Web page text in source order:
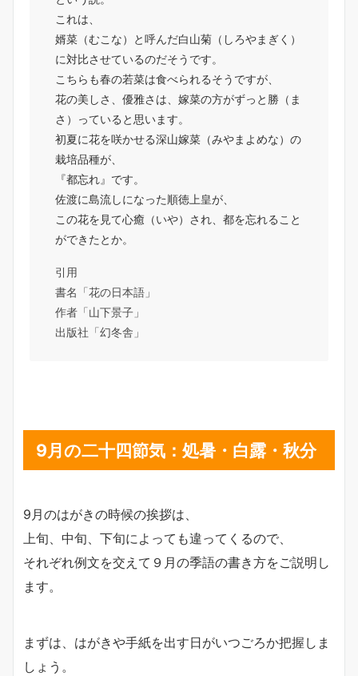
これは、
婿菜（むこな）と呼んだ白山菊（しろやまぎく）
に対比させているのだそうです。
こちらも春の若菜は食べられるそうですが、
花の美しさ、優雅さは、嫁菜の方がずっと勝（ま
さ）っていると思います。
初夏に花を咲かせる深山嫁菜（みやまよめな）の
栽培品種が、
『都忘れ』です。
佐渡に島流しになった順徳上皇が、
この花を見て心癒（いや）され、都を忘れること
ができたとか。
引用
書名「花の日本語」
作者「山下景子」
出版社「幻冬舎」
9月の二十四節気：処暑・白露・秋分
9月のはがきの時候の挨拶は、
上旬、中旬、下旬によっても違ってくるので、
それぞれ例文を交えて９月の季語の書き方をご説明し
ます。
まずは、はがきや手紙を出す日がいつごろか把握しま
しょう。